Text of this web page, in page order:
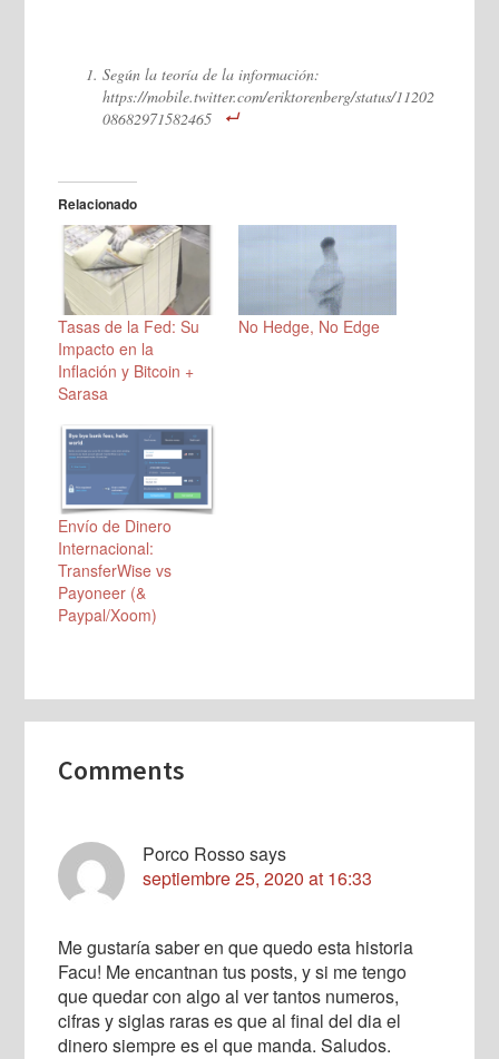
Según la teoría de la información:
https://mobile.twitter.com/eriktorenberg/status/11202
08682971582465
Relacionado
Tasas de la Fed: Su
Impacto en la
Inflación y Bitcoin +
Sarasa
No Hedge, No Edge
Envío de Dinero
Internacional:
TransferWise vs
Payoneer (&
Paypal/Xoom)
Interactions
Comments
Porco Rossosays
septiembre 25, 2020 at 16:33
Me gustaría saber en que quedo esta historia
Facu! Me encantnan tus posts, y si me tengo
que quedar con algo al ver tantos numeros,
cifras y siglas raras es que al final del dia el
dinero siempre es el que manda. Saludos.